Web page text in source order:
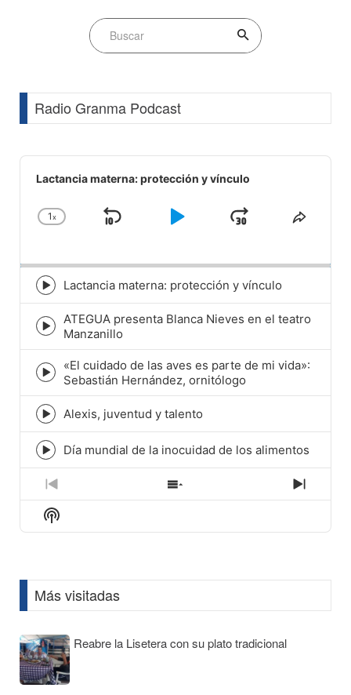
Radio Granma Podcast
Audio
Player
Lactancia materna: protección y vínculo
Change
1x
Skip
Play
JumpShare
Episode
play
icon
Lactancia materna: protección y vínculo
Episode
play
icon
ATEGUA presenta Blanca Nieves en el teatro
Manzanillo
Episode
play
icon
«El cuidado de las aves es parte de mi vida»:
Sebastián Hernández, ornitólogo
Episode
play
icon
Alexis, juventud y talento
Episode
play
icon
Día mundial de la inocuidad de los alimentos
Previous
Episode
Show
Episodes
Next
Show
Podcast
Más visitadas
Reabre la Lisetera con su plato tradicional